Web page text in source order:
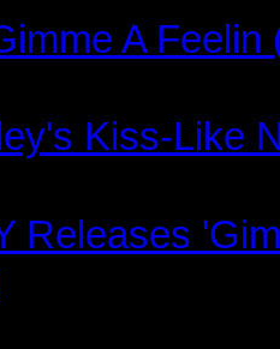
A
Kiss-Like
Releases